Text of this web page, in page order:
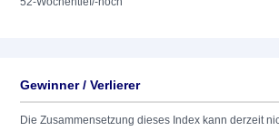
Gewinner / Verlierer
Die Zusammensetzung dieses Index kann derzeit